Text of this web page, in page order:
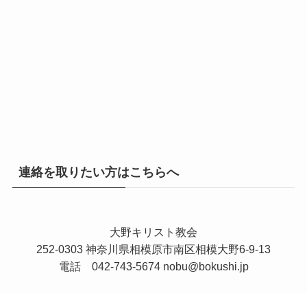
連絡を取りたい方はこちらへ
大野キリスト教会
252-0303 神奈川県相模原市南区相模大野6-9-13
電話 042-743-5674nobu@bokushi.jp